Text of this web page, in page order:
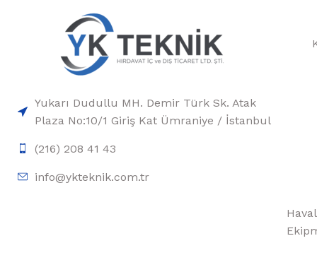
Yukarı Dudullu MH. Demir Türk Sk. Atak
Plaza No:10/1 Giriş Kat Ümraniye / İstanbul
(216) 208 41 43
info@ykteknik.com.tr